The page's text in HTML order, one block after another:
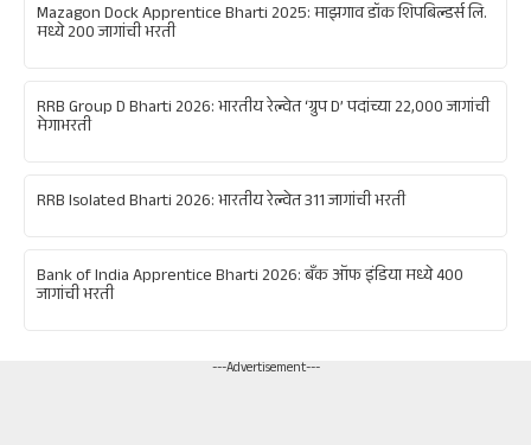
Mazagon Dock Apprentice Bharti 2025: माझगाव डॉक शिपबिल्डर्स लि.
मध्ये 200 जागांची भरती
RRB Group D Bharti 2026: भारतीय रेल्वेत ‘ग्रुप D’ पदांच्या 22,000 जागांची
मेगाभरती
RRB Isolated Bharti 2026: भारतीय रेल्वेत 311 जागांची भरती
Bank of India Apprentice Bharti 2026: बँक ऑफ इंडिया मध्ये 400
जागांची भरती
---Advertisement---